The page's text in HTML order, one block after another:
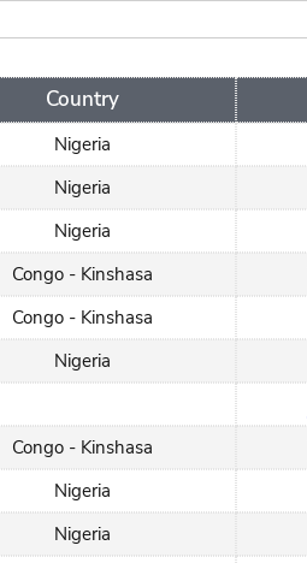
Country
Nigeria
Nigeria
Nigeria
Congo - Kinshasa
Congo - Kinshasa
Nigeria
Congo - Kinshasa
Nigeria
Nigeria